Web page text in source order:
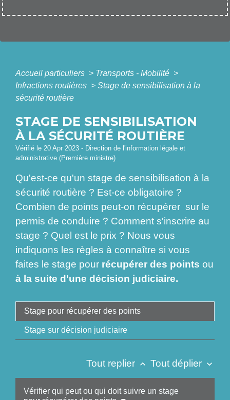
Accueil particuliers > Transports - Mobilité >
Infractions routières > Stage de sensibilisation à la
sécurité routière
STAGE DE SENSIBILISATION
À LA SÉCURITÉ ROUTIÈRE
Vérifié le 20 Apr 2023 - Direction de l'information légale et
administrative (Première ministre)
Qu'est-ce qu'un stage de sensibilisation à la
sécurité routière ? Est-ce obligatoire ?
Combien de points peut-on récupérer sur le
permis de conduire ? Comment s'inscrire au
stage ? Quel est le prix ? Nous vous
indiquons les règles à connaître si vous
faites le stage pour récupérer des points ou
à la suite d'une décision judiciaire.
Stage pour récupérer des points
Stage sur décision judiciaire
Tout replier keyboard_arrow_up Tout déplier keyboard_arrow_down
Vérifier qui peut ou qui doit suivre un stage